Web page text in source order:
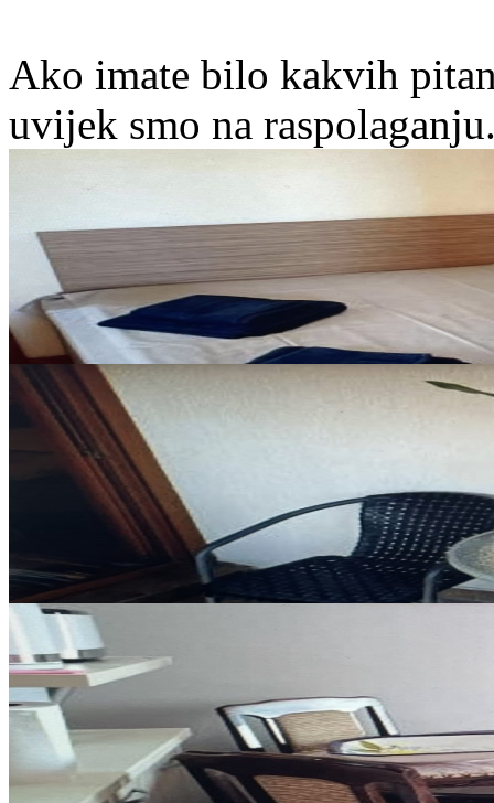
Ako imate bilo kakvih
uvijek smo na